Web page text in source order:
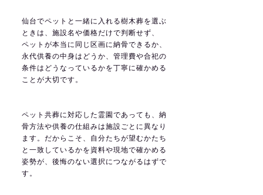
仙台でペットと一緒に入れる樹木葬を選ぶ
ときは、施設名や価格だけで判断せず、
ペットが本当に同じ区画に納骨できるか、
永代供養の中身はどうか、管理費や合祀の
条件はどうなっているかを丁寧に確かめる
ことが大切です。
ペット共葬に対応した霊園であっても、納
骨方法や供養の仕組みは施設ごとに異なり
ます。だからこそ、自分たちが望むかたち
と一致しているかを資料や現地で確かめる
姿勢が、後悔のない選択につながるはずで
す。